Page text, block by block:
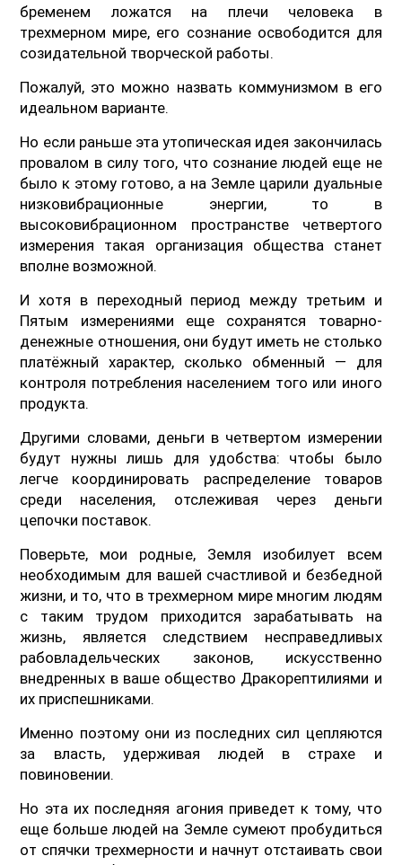
бременем ложатся на плечи человека в
трехмерном мире, его сознание освободится для
созидательной творческой работы.
Пожалуй, это можно назвать коммунизмом в его
идеальном варианте.
Но если раньше эта утопическая идея закончилась
провалом в силу того, что сознание людей еще не
было к этому готово, а на Земле царили дуальные
низковибрационные энергии, то в
высоковибрационном пространстве четвертого
измерения такая организация общества станет
вполне возможной.
И хотя в переходный период между третьим и
Пятым измерениями еще сохранятся товарно-
денежные отношения, они будут иметь не столько
платёжный характер, сколько обменный — для
контроля потребления населением того или иного
продукта.
Другими словами, деньги в четвертом измерении
будут нужны лишь для удобства: чтобы было
легче координировать распределение товаров
среди населения, отслеживая через деньги
цепочки поставок.
Поверьте, мои родные, Земля изобилует всем
необходимым для вашей счастливой и безбедной
жизни, и то, что в трехмерном мире многим людям
с таким трудом приходится зарабатывать на
жизнь, является следствием несправедливых
рабовладельческих законов, искусственно
внедренных в ваше общество Дракорептилиями и
их приспешниками.
Именно поэтому они из последних сил цепляются
за власть, удерживая людей в страхе и
повиновении.
Но эта их последняя агония приведет к тому, что
еще больше людей на Земле сумеют пробудиться
от спячки трехмерности и начнут отстаивать свои